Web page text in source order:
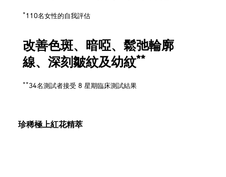
* 110名女性的自我評估
改善色斑、暗啞、鬆弛輪廓
線、深刻皺紋及幼紋**
**34名測試者接受 8 星期臨床測試結果
珍稀極上紅花精萃